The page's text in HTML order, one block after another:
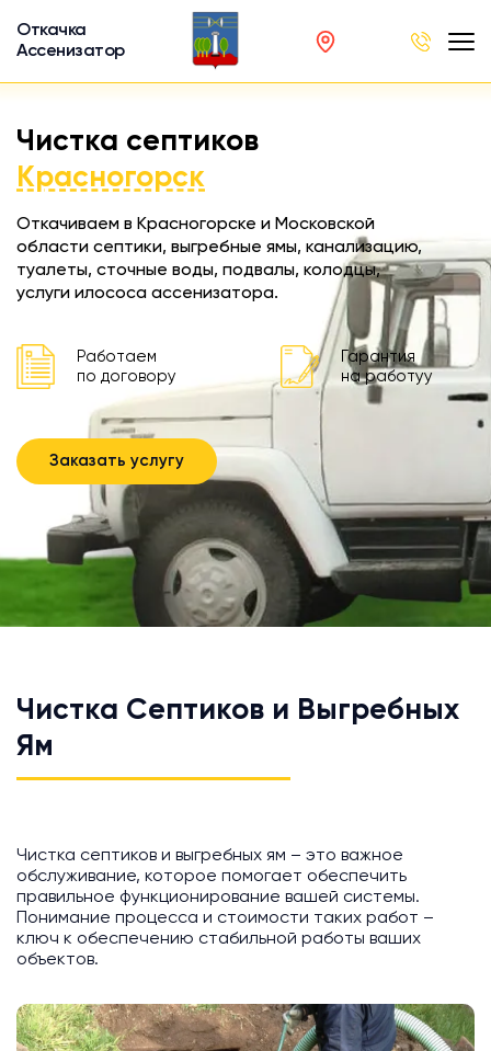
Откачка
Ассенизатор
Чистка септиков
Красногорск
Откачиваем в Красногорске и Московской
области септики, выгребные ямы, канализацию,
туалеты, сточные воды, подвалы, колодцы,
услуги илососа ассенизатора.
Работаем
по договору
Гарантия
на работуу
Заказать услугу
Чистка Септиков и Выгребных
Ям
Чистка септиков и выгребных ям – это важное
обслуживание, которое помогает обеспечить
правильное функционирование вашей системы.
Понимание процесса и стоимости таких работ –
ключ к обеспечению стабильной работы ваших
объектов.